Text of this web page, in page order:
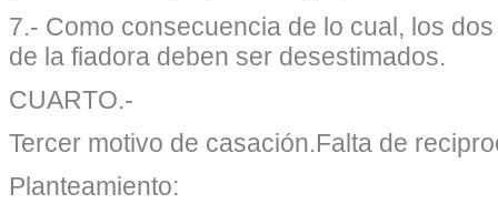
7.- Como consecuencia de lo cual, los
de la fiadora deben ser desestimados.
CUARTO.-
Tercer motivo de casación.Falta de
Planteamiento: